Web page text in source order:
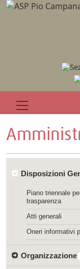
Disposizioni
Piano triennale
trasparenza
Atti generali
Oneri informativi
Organizzazione